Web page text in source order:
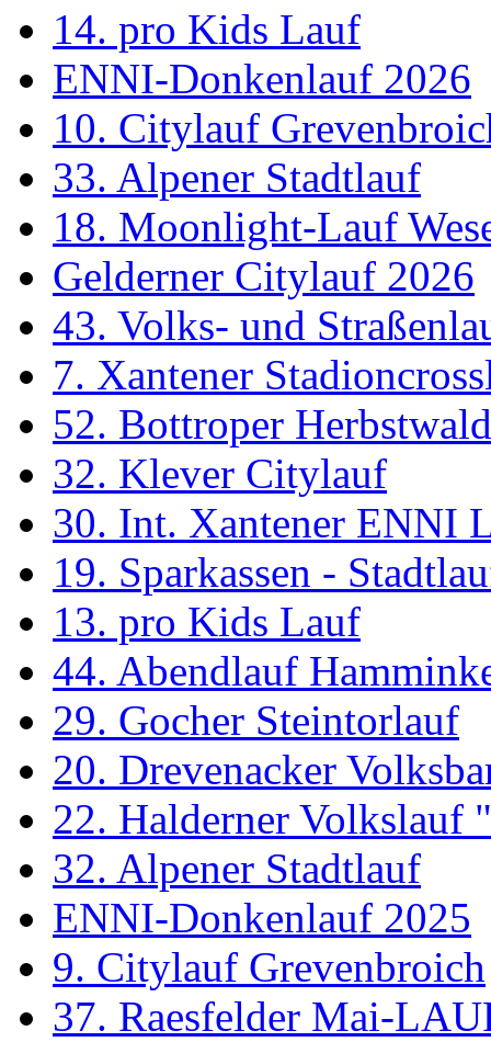
14. pro Kids Lauf
ENNI-Donkenlauf 2026
10. Citylauf
33. Alpener Stadtlauf
18. Moonlight-Lauf
Gelderner Citylauf 2026
43. Volks- und
7. Xantener
52. Bottroper
32. Klever Citylauf
30. Int. Xantener ENNI
19. Sparkassen -
13. pro Kids Lauf
44. Abendlauf
29. Gocher Steintorlauf
20. Drevenacker
22. Halderner Volkslauf
32. Alpener Stadtlauf
ENNI-Donkenlauf 2025
9. Citylauf Grevenbroich
37. Raesfelder Mai-